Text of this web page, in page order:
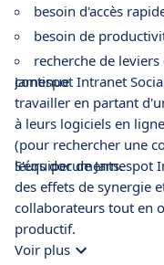
besoin d'accès
besoin de
recherche de
continue
Jamespot Intranet
travailler en partant
à leurs logiciels en
(pour rechercher une
leurs documents.
S'équiper de Jamespot
des effets de synergie
collaborateurs tout en
productif.
Voir plus